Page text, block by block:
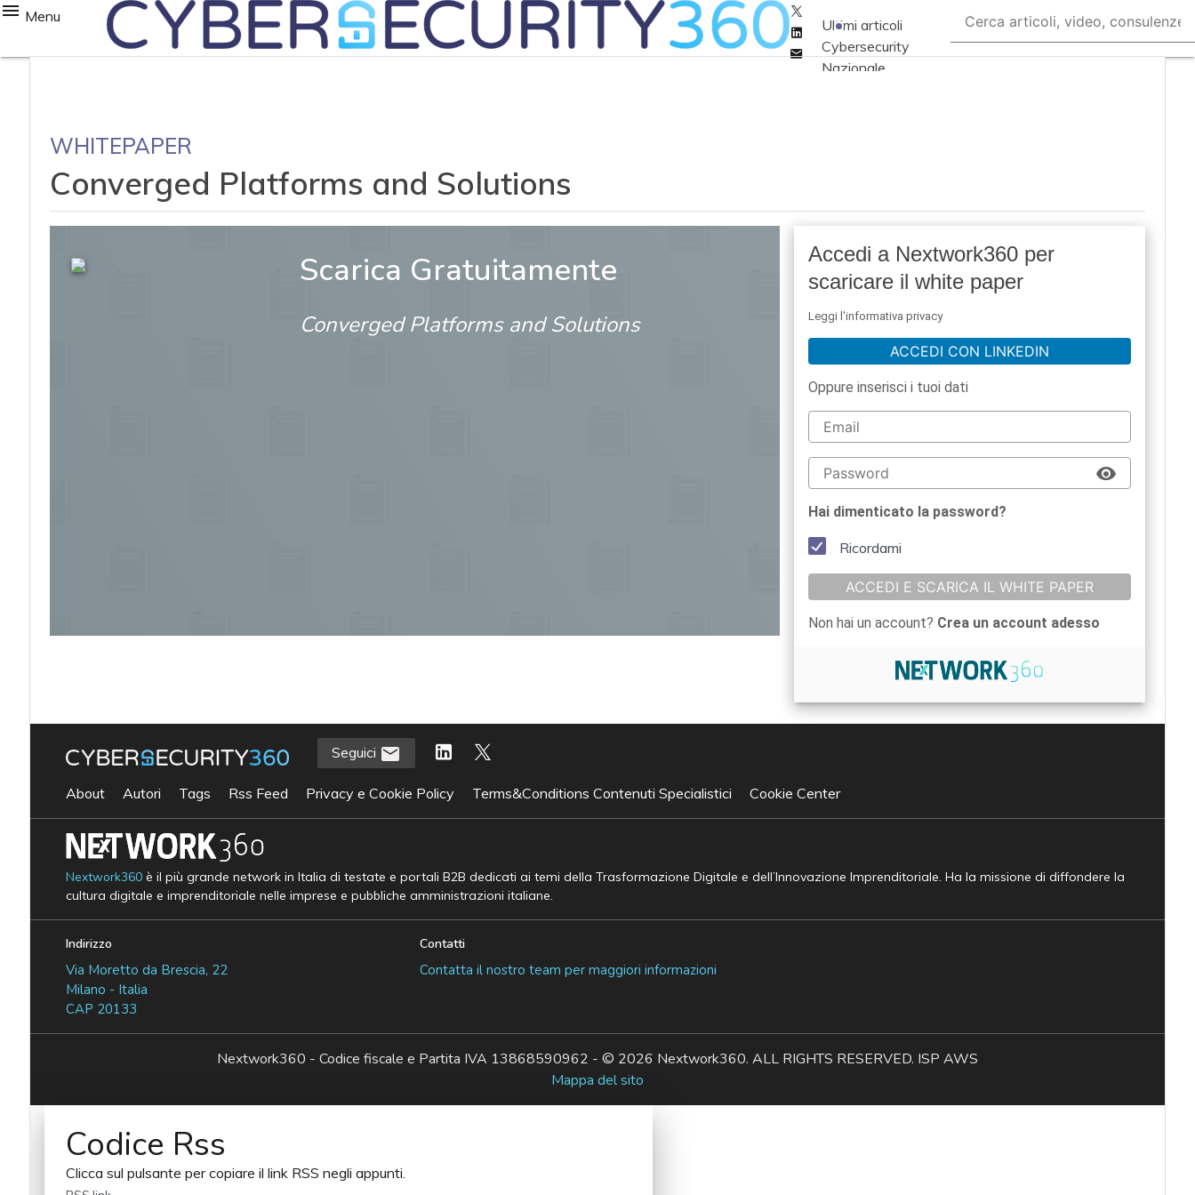
Menu
Linkedin
Email
Ultimi articoli
Cybersecurity
Nazionale
Cultura cyber
analisi Cyber
sicurezza e privacy
Chi siamo
WHITEPAPER
Converged Platforms and Solutions
Scarica Gratuitamente
Converged Platforms and Solutions
Accedi a Nextwork360 per
scaricare il white paper
Leggi l'informativa privacy
ACCEDI CON LINKEDIN
Oppure inserisci i tuoi dati
Hai dimenticato la password?
Ricordami
ACCEDI E SCARICA IL WHITE PAPER
Non hai un account? Crea un account adesso
Seguici
About Autori Tags Rss Feed Privacy e Cookie Policy Terms&Conditions Contenuti Specialistici Cookie Center
Nextwork360è il più grande network in Italia di testate e portali B2B dedicati ai temi della Trasformazione Digitale e dell’Innovazione Imprenditoriale. Ha la missione di diffondere la
cultura digitale e imprenditoriale nelle imprese e pubbliche amministrazioni italiane.
Indirizzo
Via Moretto da Brescia, 22
Milano - Italia
CAP 20133
Contatti
Contatta il nostro team per maggiori informazioni
Nextwork360 - Codice fiscale e Partita IVA 13868590962 - © 2026 Nextwork360. ALL RIGHTS RESERVED. ISP AWS
Mappa del sito
Codice Rss
Clicca sul pulsante per copiare il link RSS negli appunti.